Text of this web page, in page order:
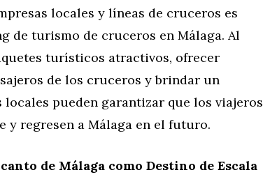
locales y líneas de cruceros es
de turismo de cruceros en Málaga. Al
turísticos atractivos, ofrecer
de los cruceros y brindar un
pueden garantizar que los viajeros
y regresen a Málaga en el futuro.
de Málaga como Destino de Escala